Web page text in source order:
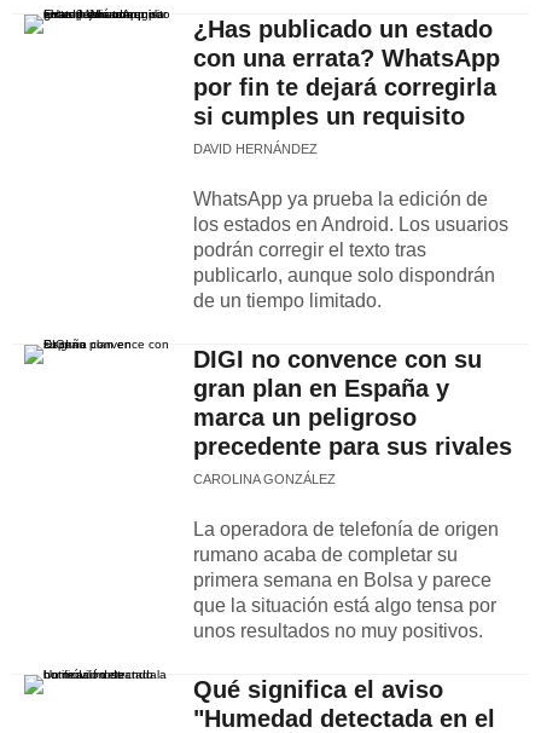
¿Has publicado un estado
con una errata? WhatsApp
por fin te dejará corregirla
si cumples un requisito
DAVID HERNÁNDEZ
WhatsApp ya prueba la edición de
los estados en Android. Los usuarios
podrán corregir el texto tras
publicarlo, aunque solo dispondrán
de un tiempo limitado.
DIGI no convence con su
gran plan en España y
marca un peligroso
precedente para sus rivales
CAROLINA GONZÁLEZ
La operadora de telefonía de origen
rumano acaba de completar su
primera semana en Bolsa y parece
que la situación está algo tensa por
unos resultados no muy positivos.
Qué significa el aviso
"Humedad detectada en el